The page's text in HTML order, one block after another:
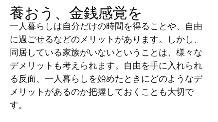
養おう、金銭感覚を
一人暮らしは自分だけの時間を得ることや、自由
に過ごせるなどのメリットがあります。しかし、
同居している家族がいないということは、様々な
デメリットも考えられます。自由を手に入れられ
る反面、一人暮らしを始めたときにどのようなデ
メリットがあるのか把握しておくことも大切で
す。